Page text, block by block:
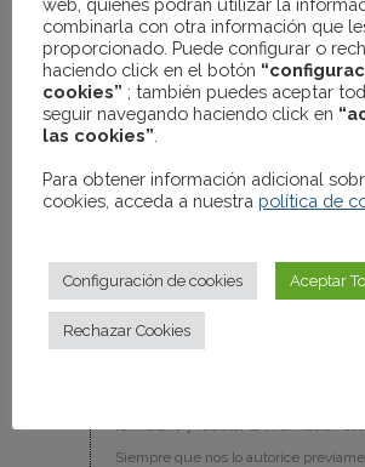
CONTROL IGNÍFUGO
AVANZADAS S.A
formulario y facilitar la información
Siempre que nos lo autorice
combinarla con otra información que
proporcionado. Puede configurar o
haciendo click en el botón
cookies” ; también puedes aceptar
seguir navegando haciendo click en
las cookies”
Para obtener información adicional
cookies, acceda a nuestra política de
Configuración de cookies Aceptar
Rechazar Cookies